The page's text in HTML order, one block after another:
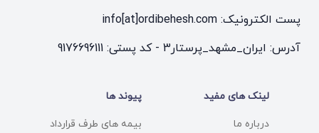
پست الکترونیک: info[at]ordibehesh.com
آدرس: ایران_مشهد_پرستار3 - کد پستی: 9176696111
لینک های مفید
درباره ما
پیوند ها
بیمه های طرف قرارداد